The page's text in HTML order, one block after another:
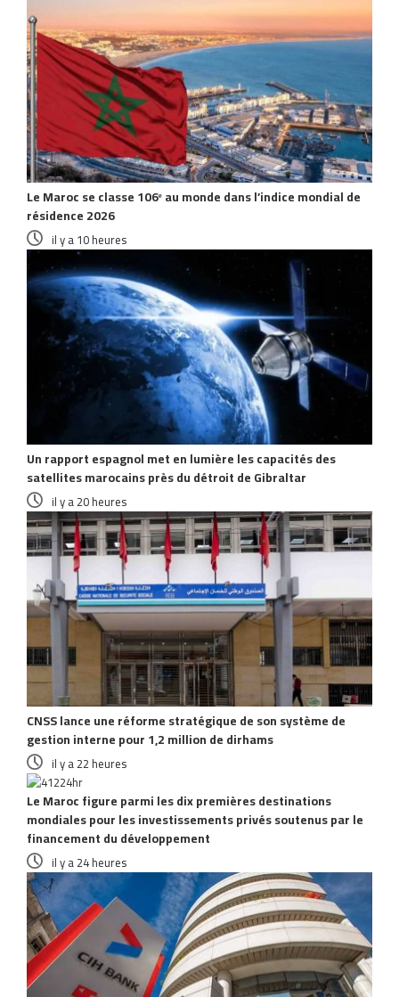
Le Maroc se classe 106ᵉ au monde dans l’indice mondial de
résidence 2026
il y a 10 heures
Un rapport espagnol met en lumière les capacités des
satellites marocains près du détroit de Gibraltar
il y a 20 heures
CNSS lance une réforme stratégique de son système de
gestion interne pour 1,2 million de dirhams
il y a 22 heures
Le Maroc figure parmi les dix premières destinations
mondiales pour les investissements privés soutenus par le
financement du développement
il y a 24 heures